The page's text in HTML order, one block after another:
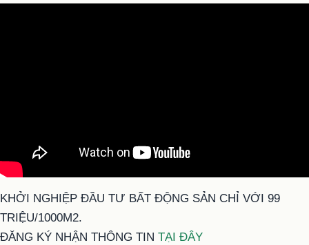
KHỞI NGHIỆP ĐẦU TƯ BẤT ĐỘNG SẢN CHỈ VỚI 99
TRIỆU/1000M2.
ĐĂNG KÝ NHẬN THÔNG TIN TẠI ĐÂY